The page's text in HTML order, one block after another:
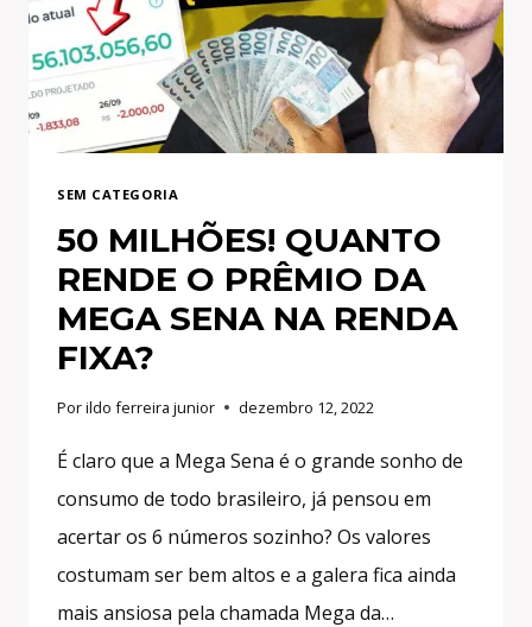
MESES
COMO
AFILIADO
SEM CATEGORIA
50 MILHÕES! QUANTO
RENDE O PRÊMIO DA
MEGA SENA NA RENDA
FIXA?
Porildo ferreira junior dezembro 12, 2022
É claro que a Mega Sena é o grande sonho de
consumo de todo brasileiro, já pensou em
acertar os 6 números sozinho? Os valores
costumam ser bem altos e a galera fica ainda
mais ansiosa pela chamada Mega da…